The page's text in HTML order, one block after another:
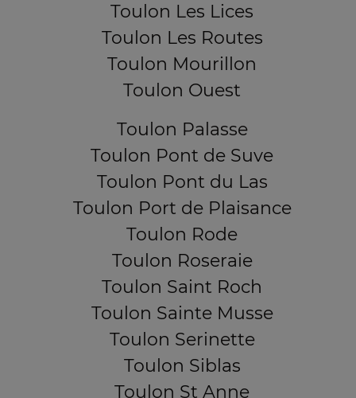
Toulon Les Lices
Toulon Les Routes
Toulon Mourillon
Toulon Ouest
Toulon Palasse
Toulon Pont de Suve
Toulon Pont du Las
Toulon Port de Plaisance
Toulon Rode
Toulon Roseraie
Toulon Saint Roch
Toulon Sainte Musse
Toulon Serinette
Toulon Siblas
Toulon St Anne